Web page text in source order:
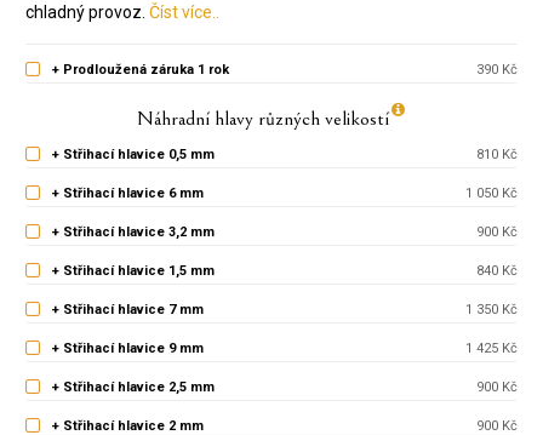
chladný provoz. Číst více..
+ Prodloužená záruka 1 rok 390 Kč
Náhradní hlavy různých velikostí
+ Střihací hlavice 0,5 mm 810 Kč
+ Střihací hlavice 6 mm 1 050 Kč
+ Střihací hlavice 3,2 mm 900 Kč
+ Střihací hlavice 1,5 mm 840 Kč
+ Střihací hlavice 7 mm 1 350 Kč
+ Střihací hlavice 9 mm 1 425 Kč
+ Střihací hlavice 2,5 mm 900 Kč
+ Střihací hlavice 2 mm 900 Kč